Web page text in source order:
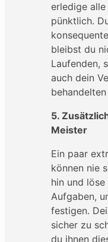
erledige
pünktlich.
bleibst du
Laufenden,
auch dein
5.
Meister
Ein paar
können nie
hin und
Aufgaben,
festigen.
sicher zu
du ihnen